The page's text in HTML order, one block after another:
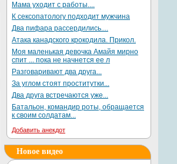
Мама уходит с работы....
К сексопатологу подходит мужчина
Два пифара рассердились....
Атака канадского крокодила. Прикол.
Моя маленькая девочка Амайя мирно
спит ... пока не начнется ее л
Разговаривают два друга...
За углом стоят проститутки...
Два друга встречаются уже...
Батальон, командир роты, обращается
к своим солдатам...
Добавить анекдот
Новое видео